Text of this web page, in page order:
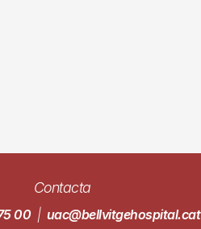
Contacta
00 | uac@bellvitgehospital.cat